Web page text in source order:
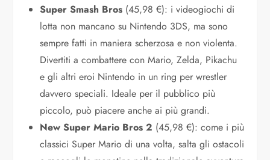
Super Smash Bros (45,98 €): i videogiochi di
lotta non mancano su Nintendo 3DS, ma sono
sempre fatti in maniera scherzosa e non violenta.
Divertiti a combattere con Mario, Zelda, Pikachu
e gli altri eroi Nintendo in un ring per wrestler
davvero speciali. Ideale per il pubblico più
piccolo, può piacere anche ai più grandi.
New Super Mario Bros 2 (45,98 €): come i più
classici Super Mario di una volta, salta gli ostacoli